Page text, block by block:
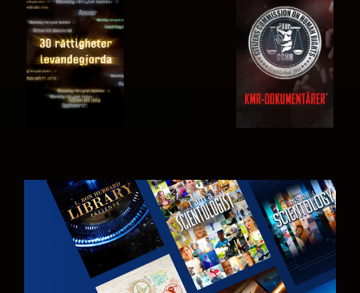
TITTA TITTA
TITTA
UTFORSKA
SERIEN